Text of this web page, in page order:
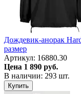
Дождевик-анорак
размер
Артикул: 16880.30
Цена 1 890 руб.
В наличии: 293 шт.
Купить